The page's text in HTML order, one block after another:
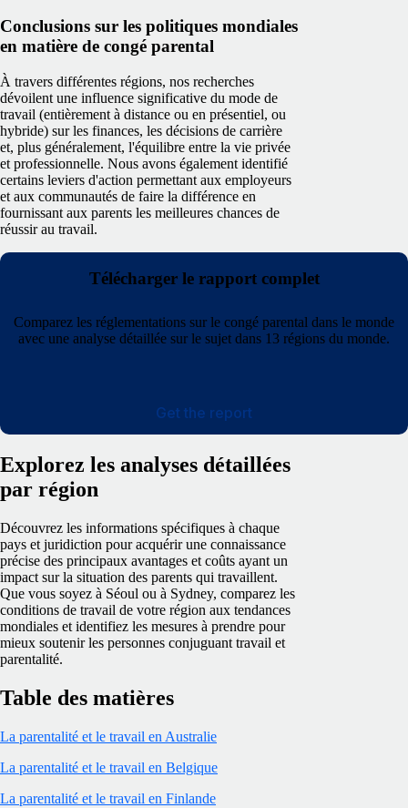
Conclusions sur les politiques mondiales
en matière de congé parental
À travers différentes régions, nos recherches
dévoilent une influence significative du mode de
travail (entièrement à distance ou en présentiel, ou
hybride) sur les finances, les décisions de carrière
et, plus généralement, l'équilibre entre la vie privée
et professionnelle. Nous avons également identifié
certains leviers d'action permettant aux employeurs
et aux communautés de faire la différence en
fournissant aux parents les meilleures chances de
réussir au travail.
Télécharger le rapport complet
Comparez les réglementations sur le congé parental dans le monde
avec une analyse détaillée sur le sujet dans 13 régions du monde.
Get the report
Explorez les analyses détaillées
par région
Découvrez les informations spécifiques à chaque
pays et juridiction pour acquérir une connaissance
précise des principaux avantages et coûts ayant un
impact sur la situation des parents qui travaillent.
Que vous soyez à Séoul ou à Sydney, comparez les
conditions de travail de votre région aux tendances
mondiales et identifiez les mesures à prendre pour
mieux soutenir les personnes conjuguant travail et
parentalité.
Table des matières
La parentalité et le travail en Australie
La parentalité et le travail en Belgique
La parentalité et le travail en Finlande